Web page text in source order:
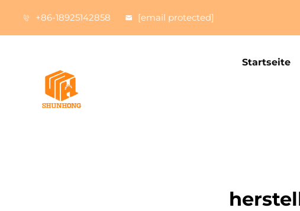
+86-18925142858 [email protected]
Startseite